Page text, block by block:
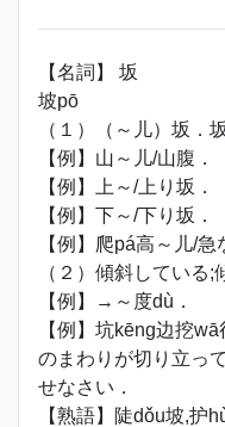
【名詞】 坂
坡pō
（１）（～儿）坂．
【例】山～儿/山腹．
【例】上～/上り坂．
【例】下～/下り坂．
【例】爬pá高～儿/急
（２）傾斜している;
【例】→～度dù．
【例】坑kēng边挖
のまわりが切り立っ
せなさい．
【熟語】陡dǒu坡,护